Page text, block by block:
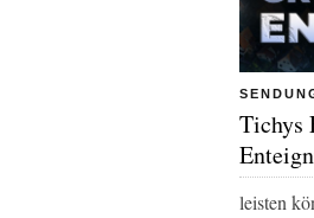
Tichys
leisten